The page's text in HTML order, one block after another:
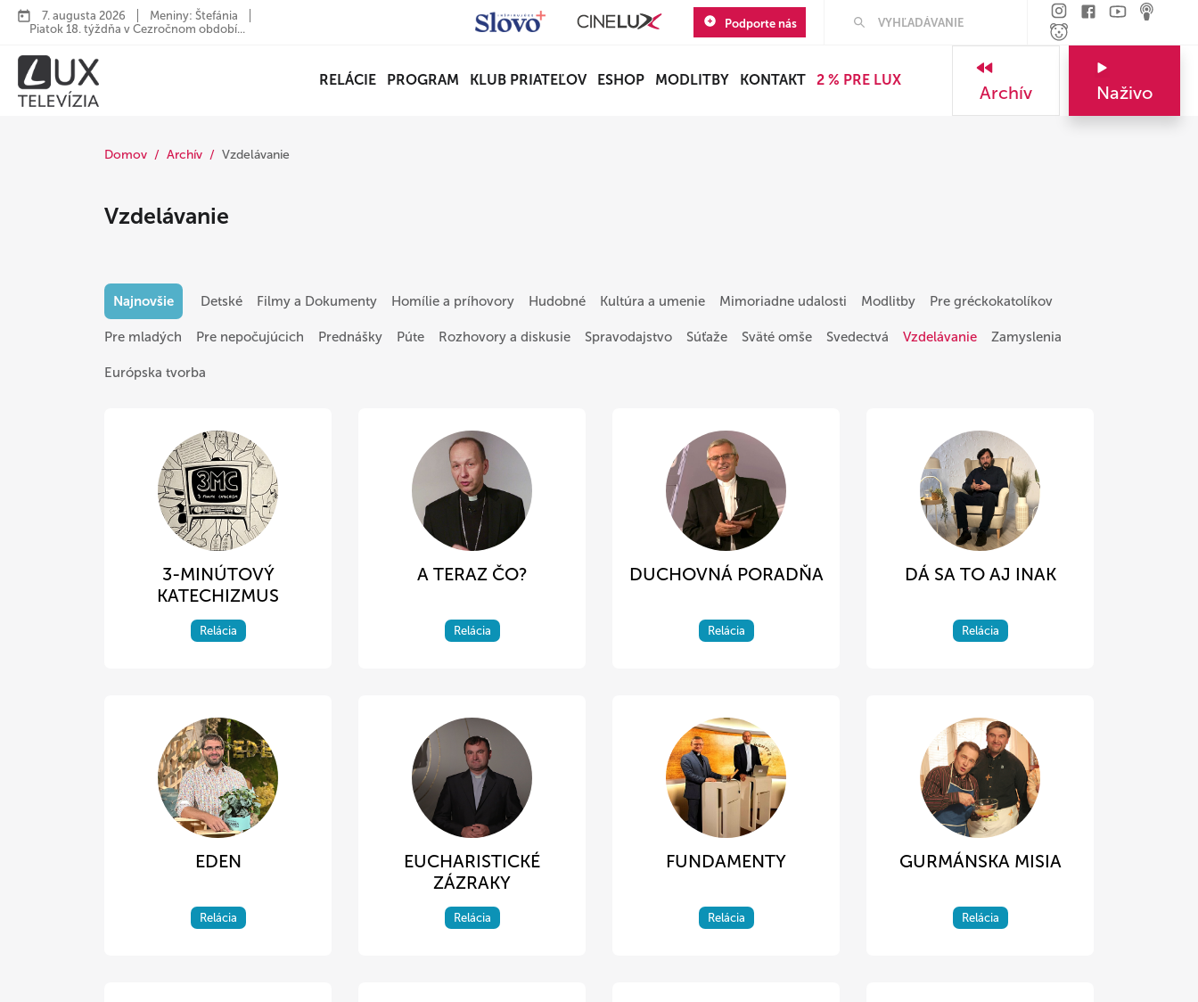
7. augusta 2026
Meniny: Štefánia
Piatok 18. týždňa v Cezročnom období...
Podporte nás
RELÁCIE PROGRAM KLUB PRIATEĽOV ESHOP MODLITBY KONTAKT 2 % PRE LUX
Archív Naživo
Domov Archív Vzdelávanie
Vzdelávanie
Najnovšie Detské Filmy a Dokumenty Homílie a príhovory Hudobné Kultúra a umenie Mimoriadne udalosti Modlitby Pre gréckokatolíkov
Pre mladých Pre nepočujúcich Prednášky Púte Rozhovory a diskusie Spravodajstvo Súťaže Sväté omše Svedectvá Vzdelávanie Zamyslenia
Európska tvorba
3-MINÚTOVÝ
KATECHIZMUS
Relácia
A TERAZ ČO?
Relácia
DUCHOVNÁ PORADŇA
Relácia
DÁ SA TO AJ INAK
Relácia
EDEN
Relácia
EUCHARISTICKÉ
ZÁZRAKY
Relácia
FUNDAMENTY
Relácia
GURMÁNSKA MISIA
Relácia